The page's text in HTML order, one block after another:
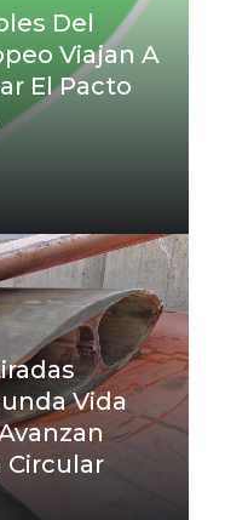
Del
Viajan A
El Pacto
Vida
Circular